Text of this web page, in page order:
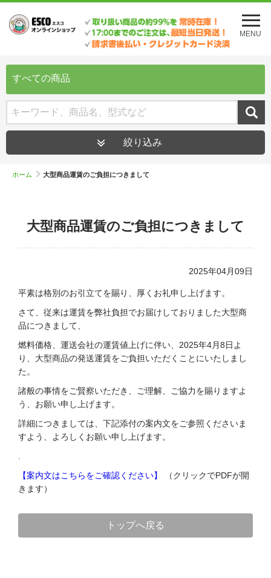
メ
ニ
ュ
を
MENU
すべての商品
絞り込み
ホーム 大型商品運賃のご負担につきまして
大型商品運賃のご負担につきまして
2025年04月09日
平素は格別のお引立てを賜り、厚くお礼申し上げます。
さて、従来は運賃を弊社負担でお届けしておりました大型商
品につきまして、
燃料価格、運送会社の運賃値上げに伴い、2025年4月8日よ
り、大型商品の発送運賃をご負担いただくことにいたしまし
た。
諸般の事情をご賢察いただき、ご理解、ご協力を賜りますよ
う、お願い申し上げます。
詳細につきましては、下記添付の案内文をご参照くださいま
すよう、よろしくお願い申し上げます。
【案内文はこちらをご確認ください】
（クリックでPDFが開
きます）
トップへ戻る